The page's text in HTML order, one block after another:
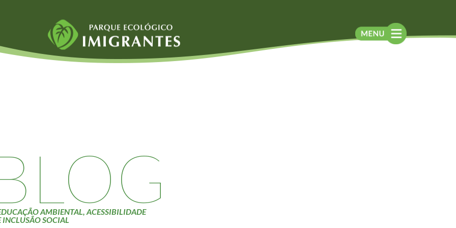
Fauna e Flora
Liquens
Tucano do Bico
Atividades Blog
AMBIENTAL, ACESSIBILIDADE
INCLUSÃO SOCIAL